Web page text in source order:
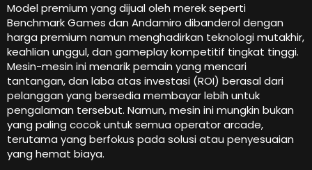
Model premium yang dijual oleh merek seperti
Benchmark Games dan Andamiro dibanderol dengan
harga premium namun menghadirkan teknologi mutakhir,
keahlian unggul, dan gameplay kompetitif tingkat tinggi.
Mesin-mesin ini menarik pemain yang mencari
tantangan, dan laba atas investasi (ROI) berasal dari
pelanggan yang bersedia membayar lebih untuk
pengalaman tersebut. Namun, mesin ini mungkin bukan
yang paling cocok untuk semua operator arcade,
terutama yang berfokus pada solusi atau penyesuaian
yang hemat biaya.